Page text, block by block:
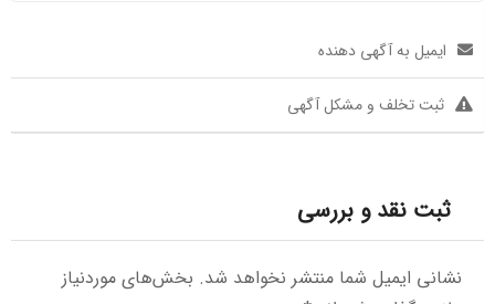
ایمیل به آگهی دهنده
ثبت تخلف و مشکل آگهی
ثبت نقد و بررسی
نشانی ایمیل شما منتشر نخواهد شد. بخش‌های موردنیاز